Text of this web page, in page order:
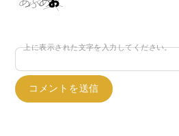
上に表示された文字を入力してください。